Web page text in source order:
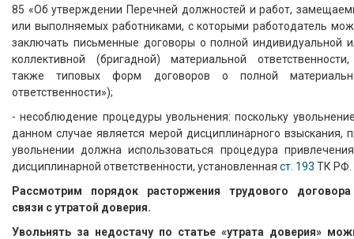
85 «Об утверждении Перечней должностей и работ,
или выполняемых работниками, с которыми работодатель
заключать письменные договоры о полной индивидуальной
коллективной (бригадной) материальной
также типовых форм договоров о полной
ответственности»);
- несоблюдение процедуры увольнения: поскольку
данном случае является мерой дисциплинарного взыскания,
увольнении должна использоваться процедура
дисциплинарной ответственности, установленная ст. 193 ТК РФ.
Рассмотрим порядок расторжения трудового
связи с утратой доверия.
Увольнять за недостачу по статье «утрата доверия»